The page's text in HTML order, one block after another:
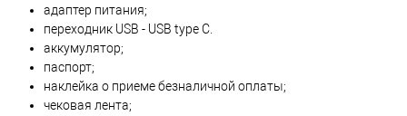
адаптер питания;
переходник USB - USB type C.
аккумулятор;
паспорт;
наклейка о приеме безналичной оплаты;
чековая лента;